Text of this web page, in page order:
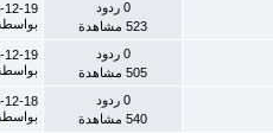
0 ردود
523 مشاهدة
@ 06:23:23
0 ردود
505 مشاهدة
@ 02:44:24
0 ردود
540 مشاهدة
@ 07:33:30